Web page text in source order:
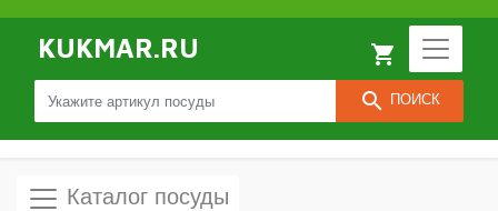
KUKMAR.RU
search ПОИСК
local_grocery_store
Каталог посуды